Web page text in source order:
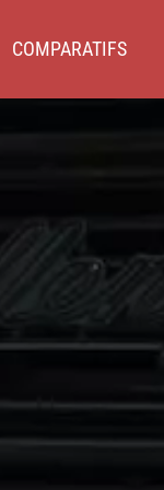
COMPARATIFS